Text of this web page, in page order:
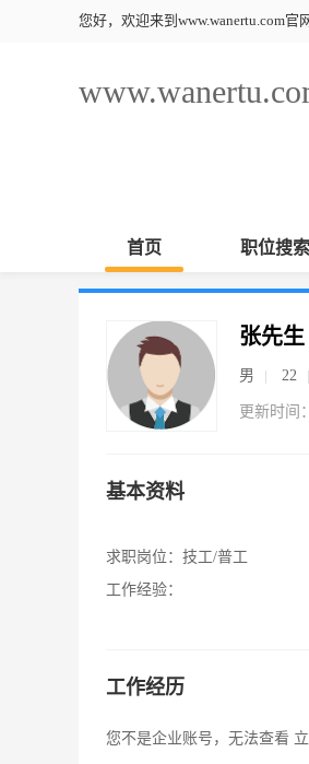
您好，欢迎来到www.wanertu.com官
首页 职位搜索
张先生
男 22
更新时间
基本资料
求职岗位： 技工/普工
工作经验：
工作经历
您不是企业账号，无法查看